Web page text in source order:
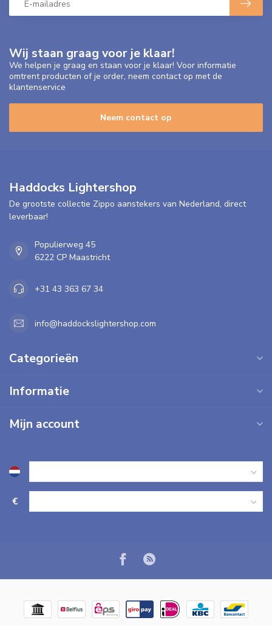
Wij staan graag voor je klaar!
We helpen je graag en staan voor je klaar! Voor informatie
omtrent producten of je order, neem contact op met de
klantenservice
Neem contact op
Haddocks Lightershop
De grootste collectie Zippo aanstekers van Nederland, direct
leverbaar!
Populierweg 45
6222 CP Maastricht
+31 43 363 67 34
info@haddockslightershop.com
Categorieën
Informatie
Mijn account
€